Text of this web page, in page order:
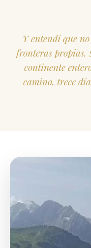
Y entendí que
fronteras propias.
continente
camino, trece